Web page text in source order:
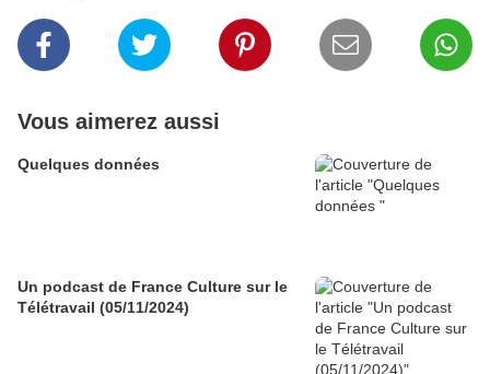
Vous aimerez aussi
Quelques données
Un podcast de France Culture sur le
Télétravail (05/11/2024)